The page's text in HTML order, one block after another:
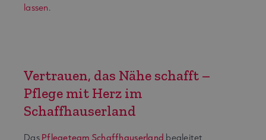
lassen.
Vertrauen, das Nähe schafft –
Pflege mit Herz im
Schaffhauserland
Das Pflegeteam Schaffhauserland begleitet